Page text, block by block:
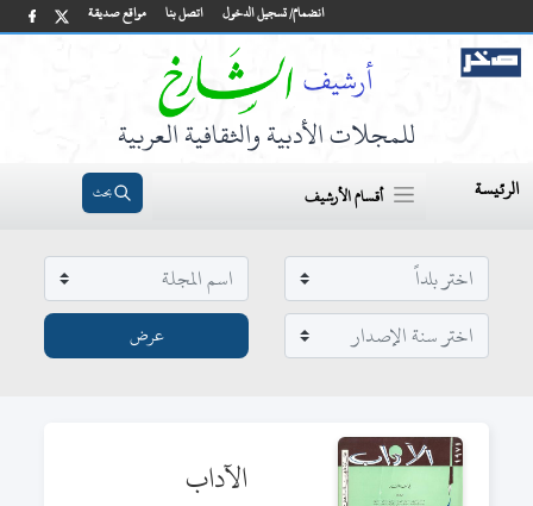
مواقع صديقة اتصل بنا انضمام/ تسجيل الدخول
للمجلات الأدبية والثقافية العربية
الرئيسة أقسام الأرشيف بحث
الآداب